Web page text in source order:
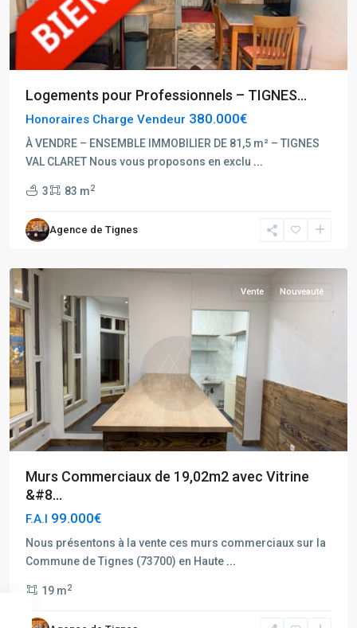
Logements pour Professionnels – TIGNES...
Honoraires Charge Vendeur 380.000€
À VENDRE – ENSEMBLE IMMOBILIER DE 81,5 m² – TIGNES
VAL CLARET Nous vous proposons en exclu ...
3 83 m2
Agence de Tignes
Rhône
Alpes
Tignes
Tignes
Hauts
du
Claret,
Tignes
Val
Vente Nouveauté
Murs Commerciaux de 19,02m2 avec Vitrine
&#8...
F.A.I 99.000€
Nous présentons à la vente ces murs commerciaux sur la
Commune de Tignes (73700) en Haute ...
19 m2
Hauts
du